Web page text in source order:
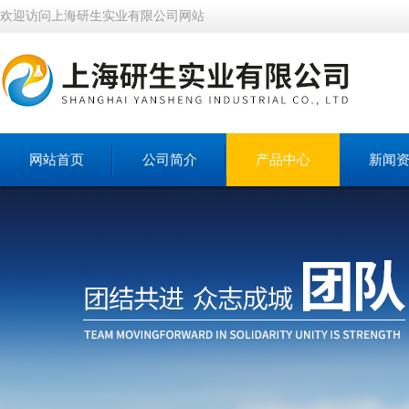
欢迎访问上海研生实业有限公司网站
网站首页 公司简介 产品中心 新闻